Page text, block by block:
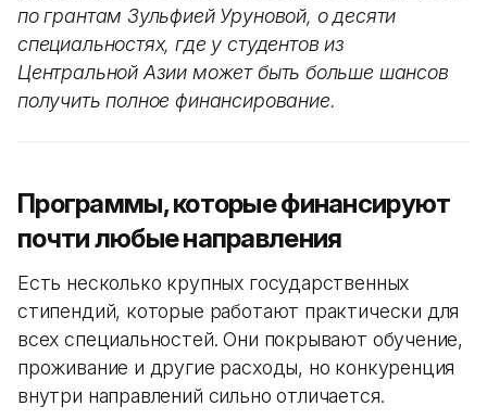
по грантам Зульфией Уруновой, о десяти
специальностях, где у студентов из
Центральной Азии может быть больше шансов
получить полное финансирование.
Программы, которые финансируют
почти любые направления
Есть несколько крупных государственных
стипендий, которые работают практически для
всех специальностей. Они покрывают обучение,
проживание и другие расходы, но конкуренция
внутри направлений сильно отличается.